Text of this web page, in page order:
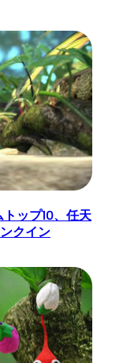
ップ10、任天
クイン